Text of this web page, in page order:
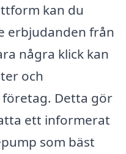
kan du
erbjudanden från
några klick kan
och
Detta gör
ett informerat
som bäst